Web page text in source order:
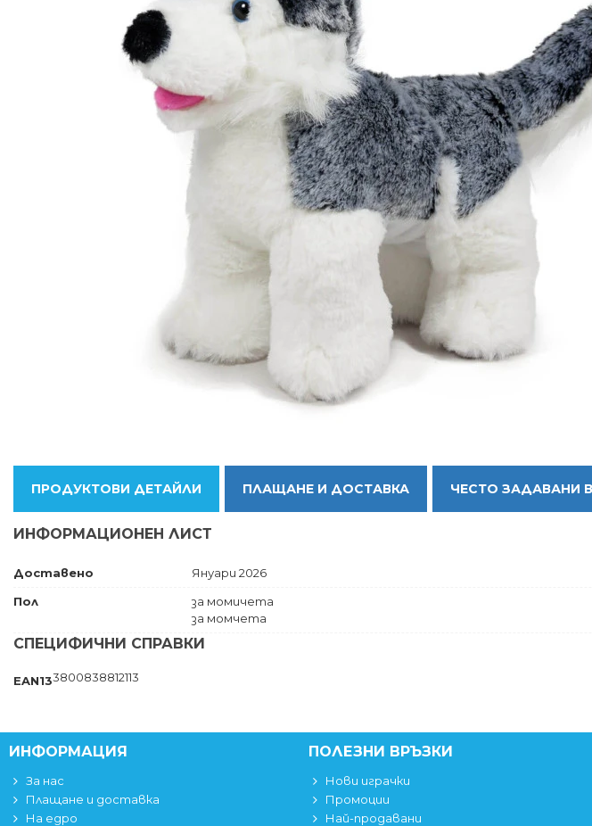
ПРОДУКТОВИ ДЕТАЙЛИ ПЛАЩАНЕ И ДОСТАВКА ЧЕСТО ЗАДАВАНИ
ИНФОРМАЦИОНЕН ЛИСТ
Доставено
Януари 2026
Пол
за момичета
за момчета
СПЕЦИФИЧНИ СПРАВКИ
EAN133800838812113
ИНФОРМАЦИЯ
За нас
Плащане и доставка
На едро
ПОЛЕЗНИ ВРЪЗКИ
Нови играчки
Промоции
Най-продавани